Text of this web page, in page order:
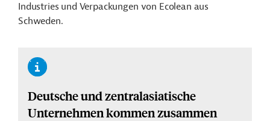
Industries und Verpackungen von Ecolean aus
Schweden.
Deutsche und zentralasiatische
Unternehmen kommen zusammen